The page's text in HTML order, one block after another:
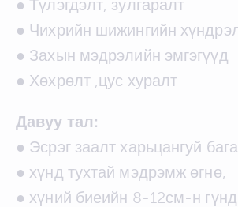
● Түлэгдэлт, зулгаралт
● Чихрийн шижингийн
● Захын мэдрэлийн эмгэгүүд
● Хөхрөлт ,цус хуралт
Давуу тал:
● Эсрэг заалт харьцангуй
● хүнд тухтай мэдрэмж өгнө,
● хүний биеийн 8-12см-н